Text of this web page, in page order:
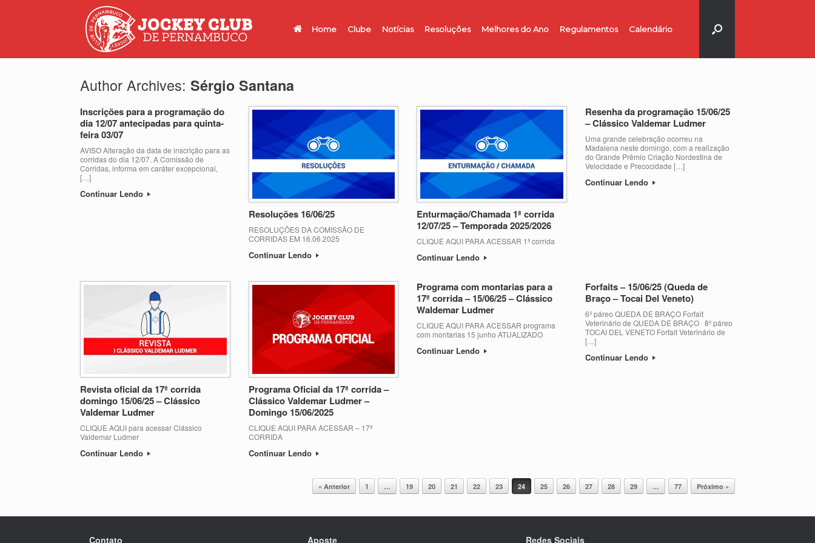
Home Clube Notícias Resoluções Melhores do Ano Regulamentos Calendário
Author Archives: Sérgio Santana
Inscrições para a programação do
dia 12/07 antecipadas para quinta-
feira 03/07
AVISO Alteração da data de inscrição para as
corridas do dia 12/07. A Comissão de
Corridas, informa em caráter excepcional,
[…]
Continuar Lendo
Resoluções 16/06/25
RESOLUÇÕES DA COMISSÃO DE
CORRIDAS EM 16.06.2025
Continuar Lendo
Enturmação/Chamada 1ª corrida
12/07/25 – Temporada 2025/2026
CLIQUE AQUI PARA ACESSAR 1ª corrida
Continuar Lendo
Resenha da programação 15/06/25
– Clássico Valdemar Ludmer
Uma grande celebração ocorreu na
Madalena neste domingo, com a realização
do Grande Prêmio Criação Nordestina de
Velocidade e Precocidade […]
Continuar Lendo
Revista oficial da 17ª corrida
domingo 15/06/25 – Clássico
Valdemar Ludmer
CLIQUE AQUI para acessar Clássico
Valdemar Ludmer
Continuar Lendo
Programa Oficial da 17ª corrida –
Clássico Valdemar Ludmer –
Domingo 15/06/2025
CLIQUE AQUI PARA ACESSAR – 17ª
CORRIDA
Continuar Lendo
Programa com montarias para a
17ª corrida – 15/06/25 – Clássico
Waldemar Ludmer
CLIQUE AQUI PARA ACESSAR programa
com montarias 15 junho ATUALIZADO
Continuar Lendo
Forfaits – 15/06/25 (Queda de
Braço – Tocai Del Veneto)
6º páreo QUEDA DE BRAÇO Forfait
Veterinário de QUEDA DE BRAÇO 8º páreo
TOCAI DEL VENETO Forfait Veterinário de
[…]
Continuar Lendo
« Anterior 1 … 19 20 21 22 23 24 25 26 27 28 29 … 77 Próximo »
Contato Aposte Redes Sociais